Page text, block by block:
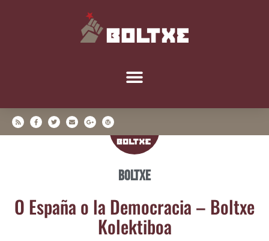
Boltxe
O Espa­ña o la Demo­cra­cia – Boltxe
Kolektiboa